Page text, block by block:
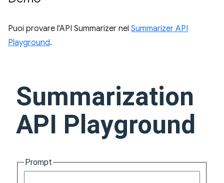
Puoi provare l'API Summarizer nel Summarizer API
Playground.